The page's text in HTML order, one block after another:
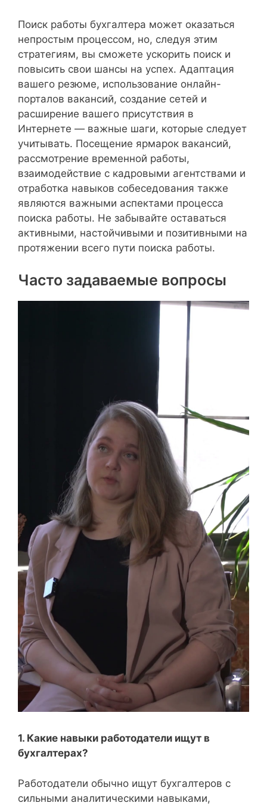
Поиск работы бухгалтера может оказаться
непростым процессом, но, следуя этим
стратегиям, вы сможете ускорить поиск и
повысить свои шансы на успех. Адаптация
вашего резюме, использование онлайн-
порталов вакансий, создание сетей и
расширение вашего присутствия в
Интернете — важные шаги, которые следует
учитывать. Посещение ярмарок вакансий,
рассмотрение временной работы,
взаимодействие с кадровыми агентствами и
отработка навыков собеседования также
являются важными аспектами процесса
поиска работы. Не забывайте оставаться
активными, настойчивыми и позитивными на
протяжении всего пути поиска работы.
Часто задаваемые вопросы
1. Какие навыки работодатели ищут в
бухгалтерах?
Работодатели обычно ищут бухгалтеров с
сильными аналитическими навыками,